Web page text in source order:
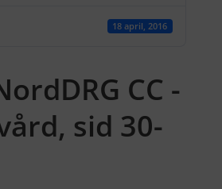
18 april, 2016
CC -
sid 30-